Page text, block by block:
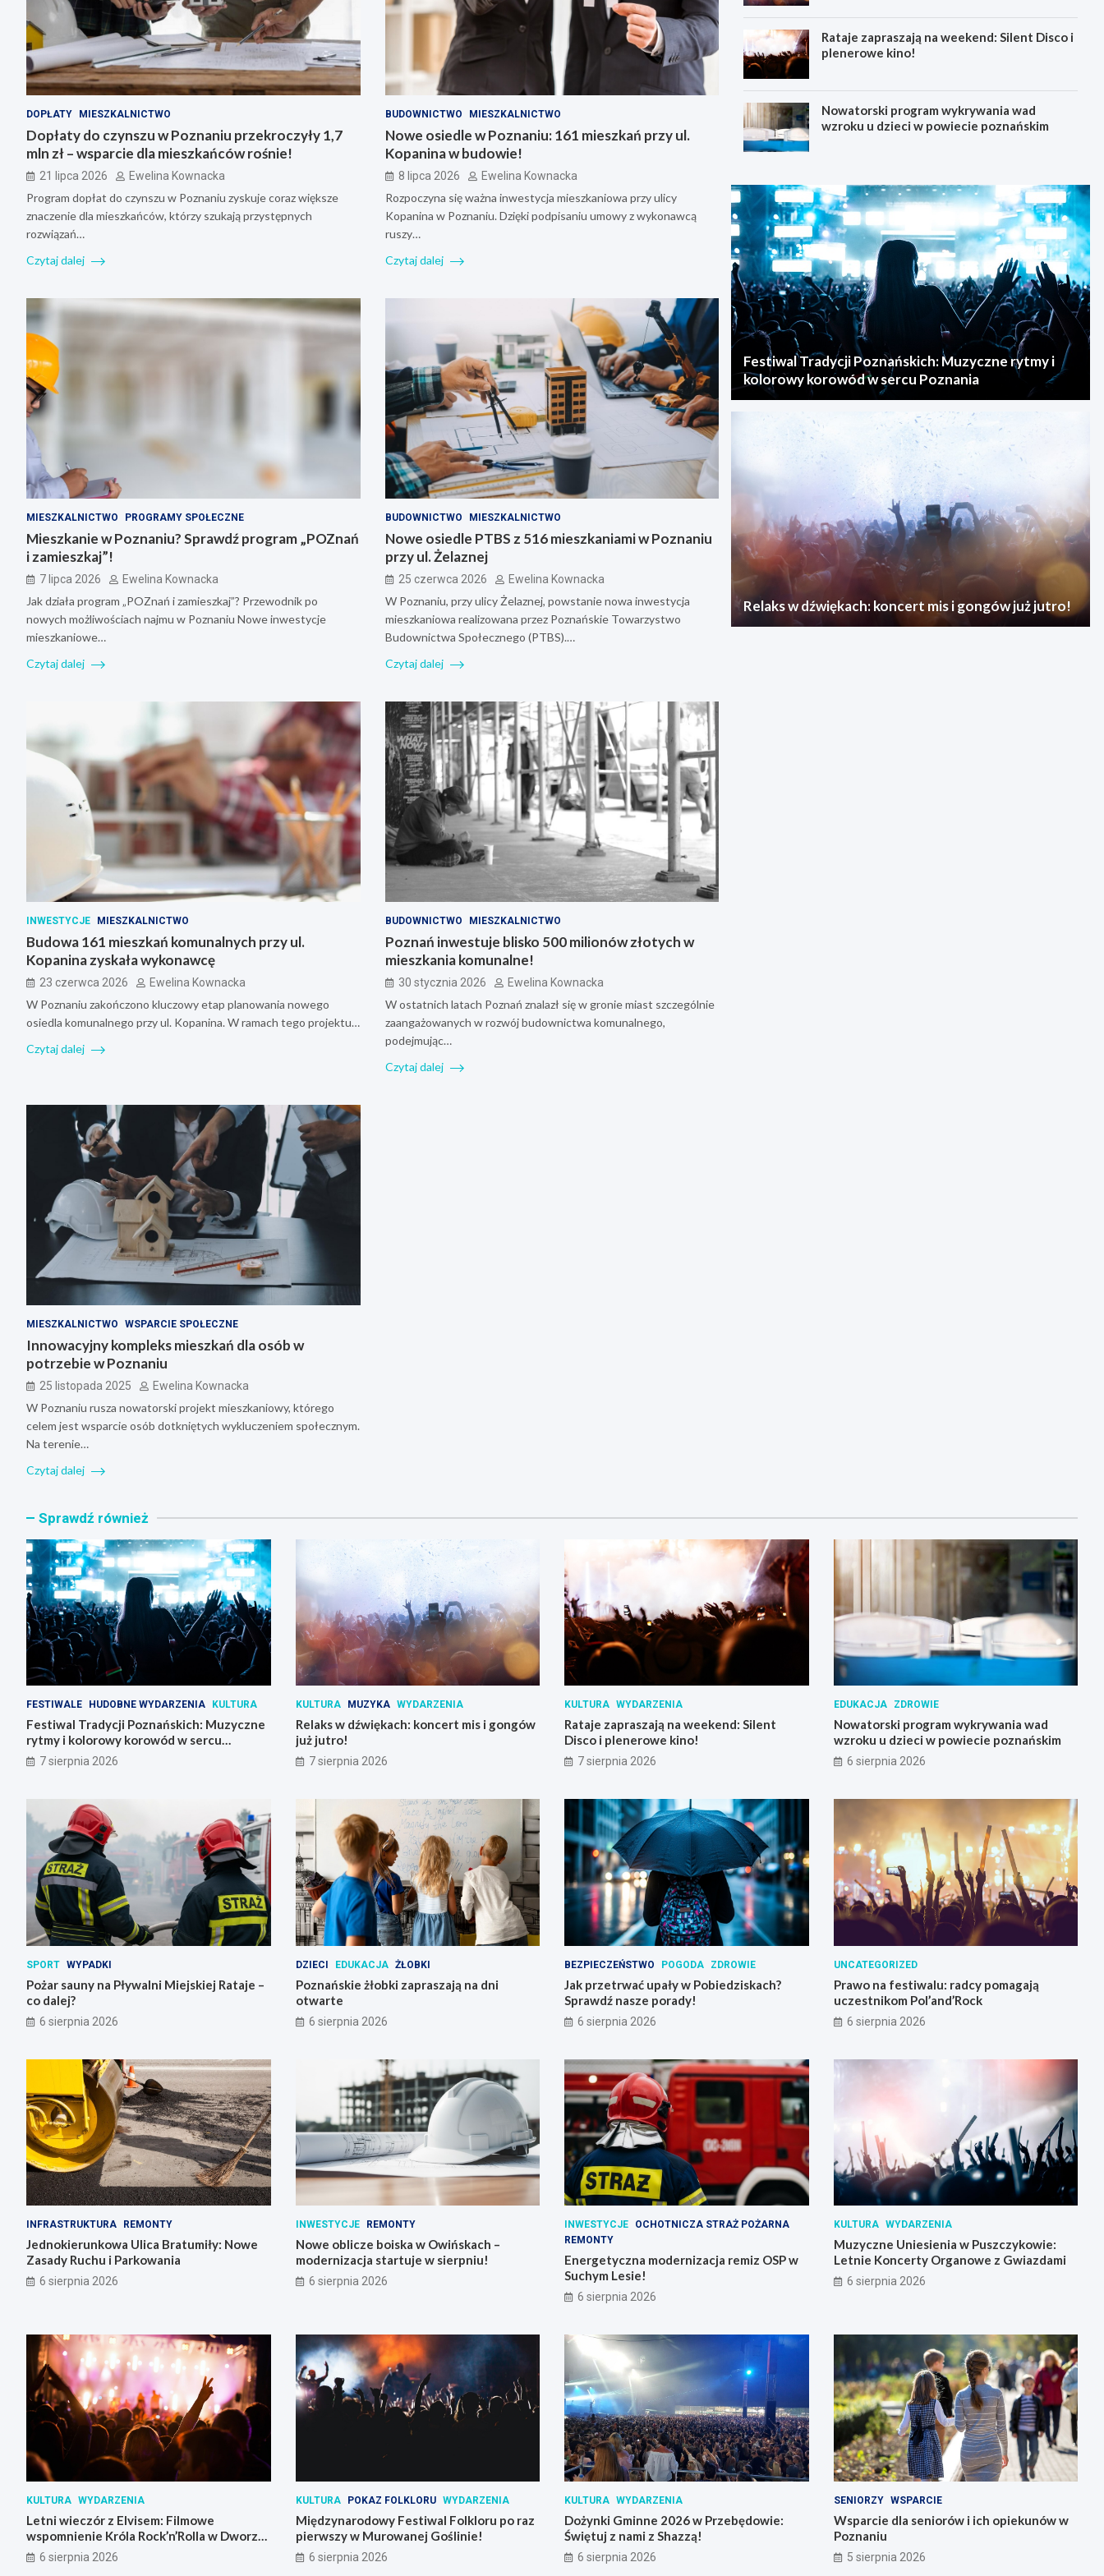
DOPŁATY MIESZKALNICTWO
Dopłaty do czynszu w Poznaniu przekroczyły 1,7
mln zł – wsparcie dla mieszkańców rośnie!
21 lipca 2026 Ewelina Kownacka
Program dopłat do czynszu w Poznaniu zyskuje coraz większe
znaczenie dla mieszkańców, którzy szukają przystępnych
rozwiązań…
Czytaj dalej
BUDOWNICTWO MIESZKALNICTWO
Nowe osiedle w Poznaniu: 161 mieszkań przy ul.
Kopanina w budowie!
8 lipca 2026 Ewelina Kownacka
Rozpoczyna się ważna inwestycja mieszkaniowa przy ulicy
Kopanina w Poznaniu. Dzięki podpisaniu umowy z wykonawcą
ruszy…
Czytaj dalej
MIESZKALNICTWO PROGRAMY SPOŁECZNE
Mieszkanie w Poznaniu? Sprawdź program „POZnań
i zamieszkaj”!
7 lipca 2026 Ewelina Kownacka
Jak działa program „POZnań i zamieszkaj”? Przewodnik po
nowych możliwościach najmu w Poznaniu Nowe inwestycje
mieszkaniowe…
Czytaj dalej
BUDOWNICTWO MIESZKALNICTWO
Nowe osiedle PTBS z 516 mieszkaniami w Poznaniu
przy ul. Żelaznej
25 czerwca 2026 Ewelina Kownacka
W Poznaniu, przy ulicy Żelaznej, powstanie nowa inwestycja
mieszkaniowa realizowana przez Poznańskie Towarzystwo
Budownictwa Społecznego (PTBS).…
Czytaj dalej
INWESTYCJE MIESZKALNICTWO
Budowa 161 mieszkań komunalnych przy ul.
Kopanina zyskała wykonawcę
23 czerwca 2026 Ewelina Kownacka
W Poznaniu zakończono kluczowy etap planowania nowego
osiedla komunalnego przy ul. Kopanina. W ramach tego projektu…
Czytaj dalej
BUDOWNICTWO MIESZKALNICTWO
Poznań inwestuje blisko 500 milionów złotych w
mieszkania komunalne!
30 stycznia 2026 Ewelina Kownacka
W ostatnich latach Poznań znalazł się w gronie miast szczególnie
zaangażowanych w rozwój budownictwa komunalnego,
podejmując…
Czytaj dalej
MIESZKALNICTWO WSPARCIE SPOŁECZNE
Innowacyjny kompleks mieszkań dla osób w
potrzebie w Poznaniu
25 listopada 2025 Ewelina Kownacka
W Poznaniu rusza nowatorski projekt mieszkaniowy, którego
celem jest wsparcie osób dotkniętych wykluczeniem społecznym.
Na terenie…
Czytaj dalej
Rataje zapraszają na weekend: Silent Disco i
plenerowe kino!
Nowatorski program wykrywania wad
wzroku u dzieci w powiecie poznańskim
Festiwal Tradycji Poznańskich: Muzyczne rytmy i
kolorowy korowód w sercu Poznania
Relaks w dźwiękach: koncert mis i gongów już jutro!
Sprawdź również
FESTIWALE HUDOBNE WYDARZENIA KULTURA
Festiwal Tradycji Poznańskich: Muzyczne
rytmy i kolorowy korowód w sercu
Poznania
7 sierpnia 2026
KULTURA MUZYKA WYDARZENIA
Relaks w dźwiękach: koncert mis i gongów
już jutro!
7 sierpnia 2026
KULTURA WYDARZENIA
Rataje zapraszają na weekend: Silent
Disco i plenerowe kino!
7 sierpnia 2026
EDUKACJA ZDROWIE
Nowatorski program wykrywania wad
wzroku u dzieci w powiecie poznańskim
6 sierpnia 2026
SPORT WYPADKI
Pożar sauny na Pływalni Miejskiej Rataje –
co dalej?
6 sierpnia 2026
DZIECI EDUKACJA ŻŁOBKI
Poznańskie żłobki zapraszają na dni
otwarte
6 sierpnia 2026
BEZPIECZEŃSTWO POGODA ZDROWIE
Jak przetrwać upały w Pobiedziskach?
Sprawdź nasze porady!
6 sierpnia 2026
UNCATEGORIZED
Prawo na festiwalu: radcy pomagają
uczestnikom Pol’and’Rock
6 sierpnia 2026
INFRASTRUKTURA REMONTY
Jednokierunkowa Ulica Bratumiły: Nowe
Zasady Ruchu i Parkowania
6 sierpnia 2026
INWESTYCJE REMONTY
Nowe oblicze boiska w Owińskach –
modernizacja startuje w sierpniu!
6 sierpnia 2026
INWESTYCJE
OCHOTNICZA STRAŻ POŻARNA
REMONTY
Energetyczna modernizacja remiz OSP w
Suchym Lesie!
6 sierpnia 2026
KULTURA WYDARZENIA
Muzyczne Uniesienia w Puszczykowie:
Letnie Koncerty Organowe z Gwiazdami
6 sierpnia 2026
KULTURA WYDARZENIA
Letni wieczór z Elvisem: Filmowe
wspomnienie Króla Rock’n’Rolla w Dworze
Skrzynki
6 sierpnia 2026
KULTURA POKAZ FOLKLORU WYDARZENIA
Międzynarodowy Festiwal Folkloru po raz
pierwszy w Murowanej Goślinie!
6 sierpnia 2026
KULTURA WYDARZENIA
Dożynki Gminne 2026 w Przebędowie:
Świętuj z nami z Shazzą!
6 sierpnia 2026
SENIORZY WSPARCIE
Wsparcie dla seniorów i ich opiekunów w
Poznaniu
5 sierpnia 2026